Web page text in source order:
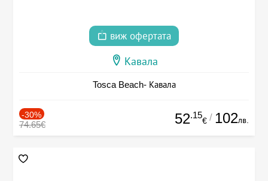
виж офертата
Кавала
Tosca Beach- Кавала
-30%
74.65€ 52.15
€ / 102лв.